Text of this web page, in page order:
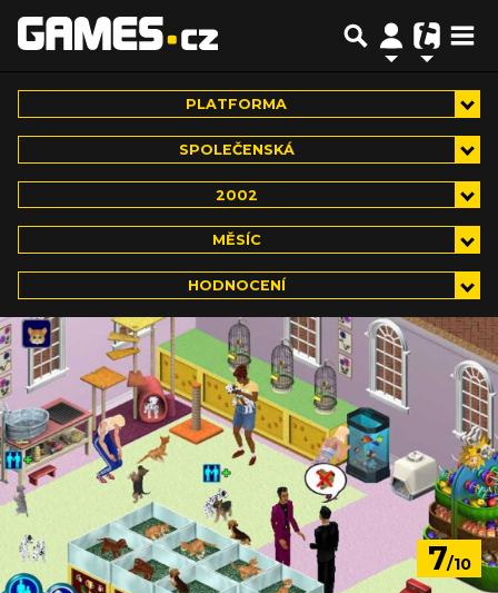
PLATFORMA
SPOLEČENSKÁ
2002
MĚSÍC
HODNOCENÍ
7/10